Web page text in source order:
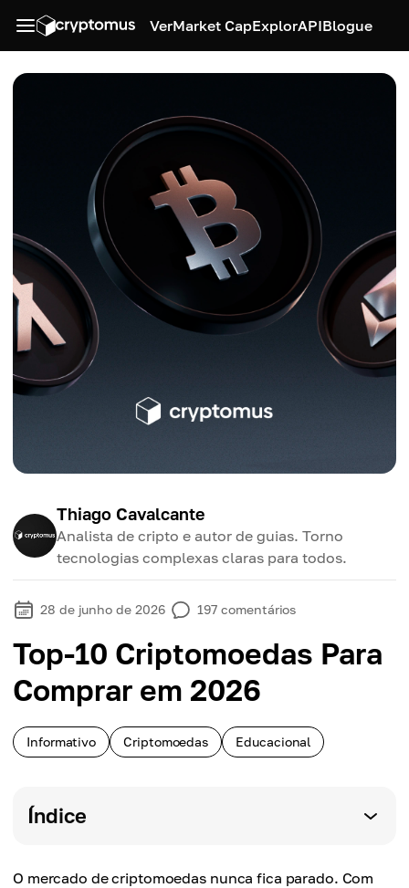
VerMarket CapExplorAPIBlogue
Thiago Cavalcante
Analista de cripto e autor de guias. Torno
tecnologias complexas claras para todos.
28 de junho de 2026 197 comentários
Top-10 Criptomoedas Para
Comprar em 2026
Informativo Criptomoedas Educacional
Índice
O mercado de criptomoedas nunca fica parado. Com